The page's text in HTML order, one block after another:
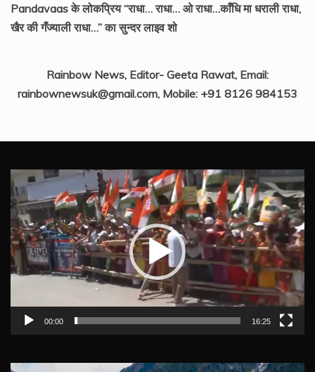
Pandavaas के लोकप्रिय “राधा… राधा… ओ राधा…काँधि मा धराली राधा,
खैर की गँज्याली राधा…” का सुन्दर लाइव शो
Rainbow News, Editor- Geeta Rawat, Email:
rainbownewsuk@gmail.com, Mobile: +91 8126 984153
Video
Player
00:00 16:25